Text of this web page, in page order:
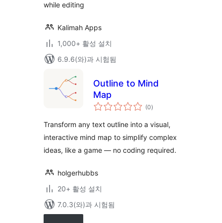
while editing
Kalimah Apps
1,000+ 활성 설치
6.9.6(와)과 시험됨
Outline to Mind
Map
(0전
체
점
)
Transform any text outline into a visual,
interactive mind map to simplify complex
ideas, like a game — no coding required.
holgerhubbs
20+ 활성 설치
7.0.3(와)과 시험됨